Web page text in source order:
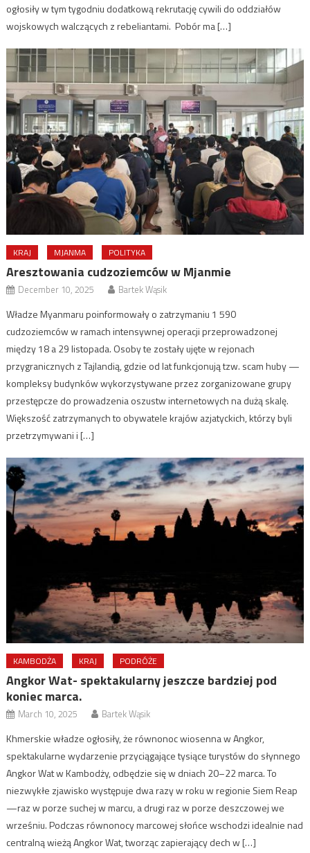
ogłosiły w tym tygodniu dodatkową rekrutację cywili do oddziałów
wojskowych walczących z rebeliantami. Pobór ma […]
KRAJ MJANMA POLITYKA
Aresztowania cudzoziemców w Mjanmie
December 10, 2025 Bartek Wąsik
Władze Myanmaru poinformowały o zatrzymaniu 1 590
cudzoziemców w ramach intensywnej operacji przeprowadzonej
między 18 a 29 listopada. Osoby te zostały ujęte w rejonach
przygranicznych z Tajlandią, gdzie od lat funkcjonują tzw. scam huby —
kompleksy budynków wykorzystywane przez zorganizowane grupy
przestępcze do prowadzenia oszustw internetowych na dużą skalę.
Większość zatrzymanych to obywatele krajów azjatyckich, którzy byli
przetrzymywani i […]
KAMBODŻA KRAJ PODRÓŻE
Angkor Wat- spektakularny jeszcze bardziej pod
koniec marca.
March 10, 2025 Bartek Wąsik
Khmerskie władze ogłosiły, że równonoc wiosenna w Angkor,
spektakularne wydarzenie przyciągające tysiące turystów do słynnego
Angkor Wat w Kambodży, odbędzie się w dniach 20–22 marca. To
niezwykłe zjawisko występuje dwa razy w roku w regionie Siem Reap
—raz w porze suchej w marcu, a drugi raz w porze deszczowej we
wrześniu. Podczas równonocy marcowej słońce wschodzi idealnie nad
centralną wieżą Angkor Wat, tworząc zapierający dech w […]